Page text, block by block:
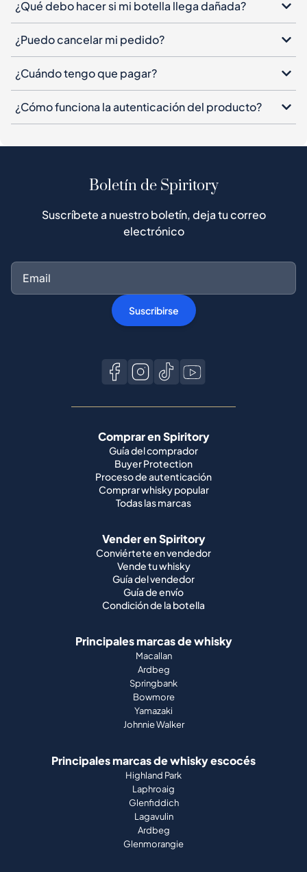
¿Qué debo hacer si mi botella llega dañada?
¿Puedo cancelar mi pedido?
¿Cuándo tengo que pagar?
¿Cómo funciona la autenticación del producto?
Boletín de Spiritory
Suscríbete a nuestro boletín, deja tu correo
electrónico
Suscribirse
Comprar en Spiritory
Guía del comprador
Buyer Protection
Proceso de autenticación
Comprar whisky popular
Todas las marcas
Vender en Spiritory
Conviértete en vendedor
Vende tu whisky
Guía del vendedor
Guía de envío
Condición de la botella
Principales marcas de whisky
Macallan
Ardbeg
Springbank
Bowmore
Yamazaki
Johnnie Walker
Principales marcas de whisky escocés
Highland Park
Laphroaig
Glenfiddich
Lagavulin
Ardbeg
Glenmorangie